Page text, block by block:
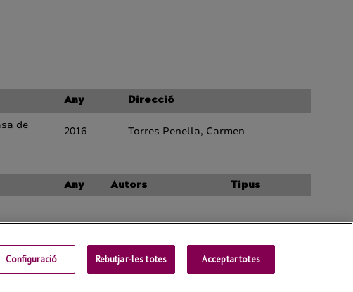
Contactar Universitat de Lleida
Configuració Rebutjar-les totes Acceptar totes